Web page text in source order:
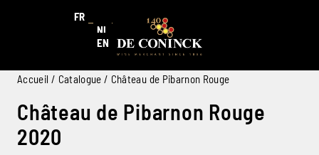
FR
NL
EN
Accueil / Catalogue / Château de Pibarnon Rouge
Château de Pibarnon Rouge
2020